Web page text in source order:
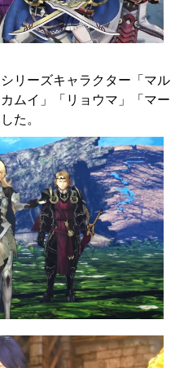
リーズキャラクター「マル
ムイ」「リョウマ」「マー
た。